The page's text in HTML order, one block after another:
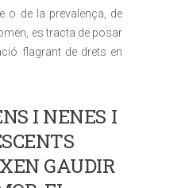
o de la prevalença, de
es tracta de posar
flagrant de drets en
I NENES I
GAUDIR